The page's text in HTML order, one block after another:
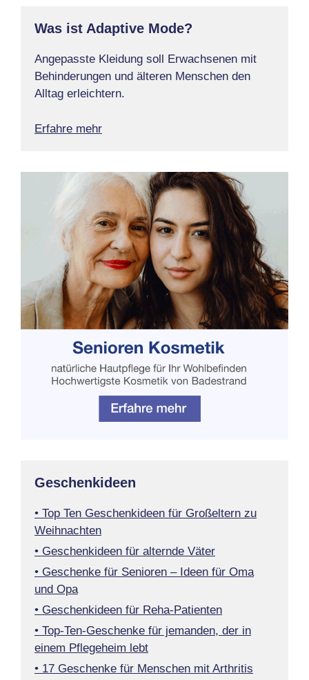
Was ist Adaptive Mode?
Angepasste Kleidung soll Erwachsenen mit
Behinderungen und älteren Menschen den
Alltag erleichtern.
Erfahre mehr
Geschenkideen
• Top Ten Geschenkideen für Großeltern zu
Weihnachten
• Geschenkideen für alternde Väter
• Geschenke für Senioren – Ideen für Oma
und Opa
• Geschenkideen für Reha-Patienten
• Top-Ten-Geschenke für jemanden, der in
einem Pflegeheim lebt
• 17 Geschenke für Menschen mit Arthritis